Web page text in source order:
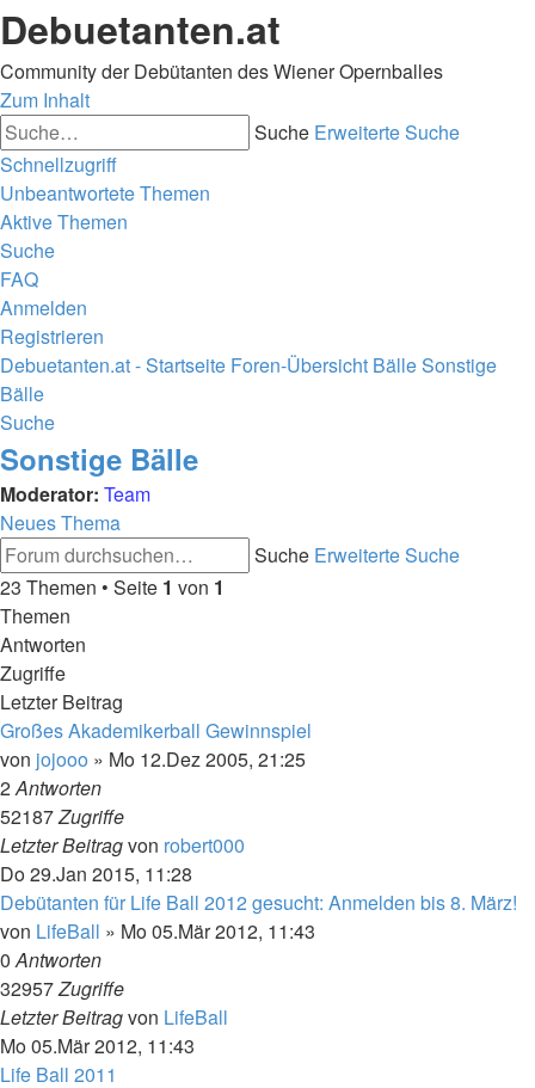
Debuetanten.at
Community der Debütanten des Wiener Opernballes
Zum Inhalt
Suche Erweiterte Suche
Schnellzugriff
Unbeantwortete Themen
Aktive Themen
Suche
FAQ
Anmelden
Registrieren
Debuetanten.at - Startseite Foren-Übersicht BälleSonstige
Bälle
Suche
Sonstige Bälle
Moderator: Team
Neues Thema
Suche Erweiterte Suche
23 Themen • Seite 1 von 1
Themen
Antworten
Zugriffe
Letzter Beitrag
Großes Akademikerball Gewinnspiel
von jojooo » Mo 12.Dez 2005, 21:25
2Antworten
52187Zugriffe
Letzter Beitragvon robert000
Do 29.Jan 2015, 11:28
Debütanten für Life Ball 2012 gesucht: Anmelden bis 8. März!
von LifeBall » Mo 05.Mär 2012, 11:43
0Antworten
32957Zugriffe
Letzter Beitragvon LifeBall
Mo 05.Mär 2012, 11:43
Life Ball 2011